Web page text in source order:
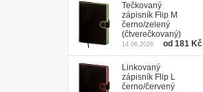
Tečkovaný
zápisník Flip M
černo/zelený
(čtverečkovaný)
14.06.2026 od 181 Kč
Linkovaný
zápisník Flip L
černo/červený